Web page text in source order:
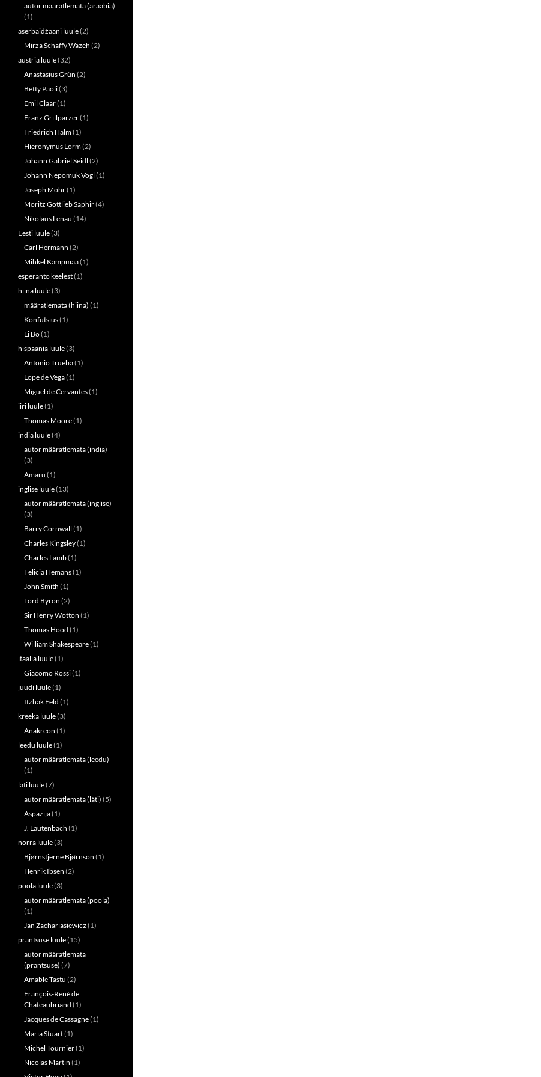
autor määratlemata (araabia)
(1)
aserbaidžaani luule(2)
Mirza Schaffy Wazeh (2)
austria luule(32)
Anastasius Grün (2)
Betty Paoli(3)
Emil Claar(1)
Franz Grillparzer(1)
Friedrich Halm(1)
Hieronymus Lorm(2)
Johann Gabriel Seidl (2)
Johann Nepomuk Vogl (1)
Joseph Mohr(1)
Moritz Gottlieb Saphir(4)
Nikolaus Lenau (14)
Eesti luule(3)
Carl Hermann (2)
Mihkel Kampmaa(1)
esperanto keelest(1)
hiina luule(3)
määratlemata (hiina) (1)
Konfutsius(1)
Li Bo(1)
hispaania luule(3)
Antonio Trueba(1)
Lope de Vega(1)
Miguel de Cervantes(1)
iiri luule(1)
Thomas Moore(1)
india luule(4)
autor määratlemata (india)
(3)
Amaru (1)
inglise luule(13)
autor määratlemata (inglise)
(3)
Barry Cornwall (1)
Charles Kingsley(1)
Charles Lamb(1)
Felicia Hemans(1)
John Smith (1)
Lord Byron (2)
Sir Henry Wotton (1)
Thomas Hood (1)
William Shakespeare(1)
itaalia luule(1)
Giacomo Rossi(1)
juudi luule(1)
Itzhak Feld (1)
kreeka luule(3)
Anakreon (1)
leedu luule(1)
autor määratlemata (leedu)
(1)
läti luule(7)
autor määratlemata (läti) (5)
Aspazija(1)
J. Lautenbach (1)
norra luule(3)
Bjørnstjerne Bjørnson (1)
Henrik Ibsen (2)
poola luule(3)
autor määratlemata (poola)
(1)
Jan Zachariasiewicz (1)
prantsuse luule(15)
autor määratlemata
(prantsuse) (7)
Amable Tastu (2)
François-René de
Chateaubriand (1)
Jacques de Cassagne(1)
Maria Stuart(1)
Michel Tournier(1)
Nicolas Martin (1)